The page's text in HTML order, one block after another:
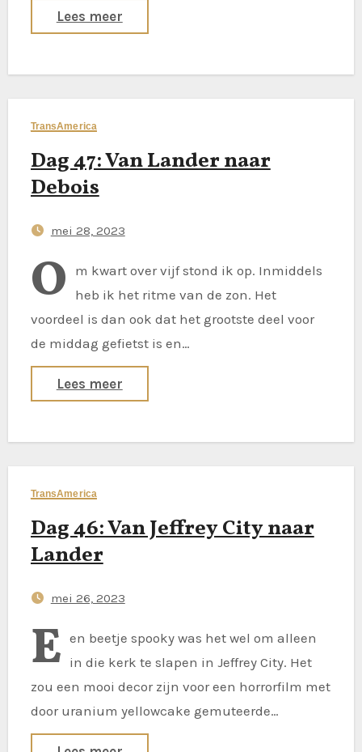
Lees meer
TransAmerica
Dag 47: Van Lander naar
Debois
mei 28, 2023
O
m kwart over vijf stond ik op. Inmiddels
heb ik het ritme van de zon. Het
voordeel is dan ook dat het grootste deel voor
de middag gefietst is en…
Lees meer
TransAmerica
Dag 46: Van Jeffrey City naar
Lander
mei 26, 2023
E en beetje spooky was het wel om alleen
in die kerk te slapen in Jeffrey City. Het
zou een mooi decor zijn voor een horrorfilm met
door uranium yellowcake gemuteerde…